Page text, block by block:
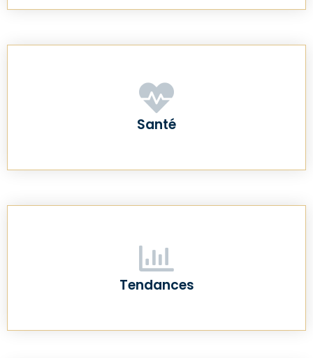
Santé
Tendances